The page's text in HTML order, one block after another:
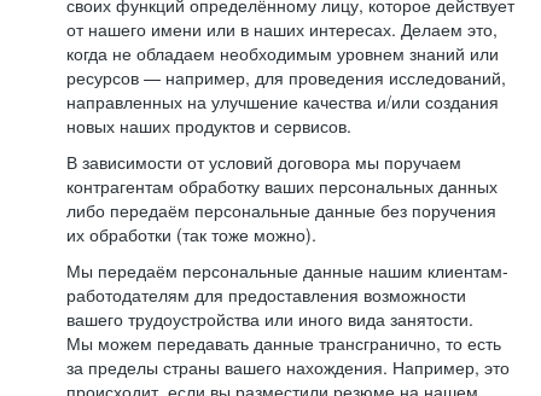
своих функций определённому лицу, которое действует
от нашего имени или в наших интересах. Делаем это,
когда не обладаем необходимым уровнем знаний или
ресурсов — например, для проведения исследований,
направленных на улучшение качества и/или создания
новых наших продуктов и сервисов.
В зависимости от условий договора мы поручаем
контрагентам обработку ваших персональных данных
либо передаём персональные данные без поручения
их обработки (так тоже можно).
Мы передаём персональные данные нашим клиентам-
работодателям для предоставления возможности
вашего трудоустройства или иного вида занятости.
Мы можем передавать данные трансгранично, то есть
за пределы страны вашего нахождения. Например, это
происходит, если вы разместили резюме на нашем